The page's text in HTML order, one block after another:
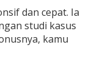
dan cepat. Ia
studi kasus
kamu